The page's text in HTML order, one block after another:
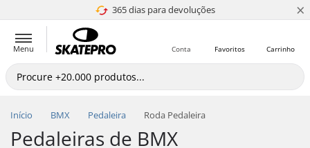
365 dias para devoluções
4.8 de 5 ×
Menu Carrinho
Favoritos
Conta
Início BMX Pedaleira Roda Pedaleira
Pedaleiras de BMX